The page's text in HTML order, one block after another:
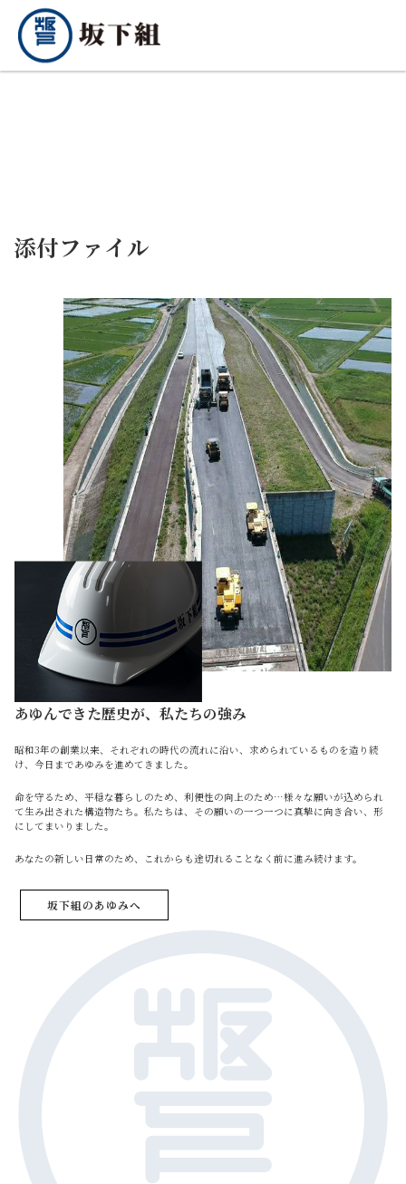
添付ファイル
あゆんできた歴史が、私たちの強み
昭和3年の創業以来、それぞれの時代の流れに沿い、求められているものを造り続
け、今日まであゆみを進めてきました。
命を守るため、平穏な暮らしのため、利便性の向上のため…様々な願いが込められ
て生み出された構造物たち。私たちは、その願いの一つ一つに真摯に向き合い、形
にしてまいりました。
あなたの新しい日常のため、これからも途切れることなく前に進み続けます。
坂下組のあゆみへ